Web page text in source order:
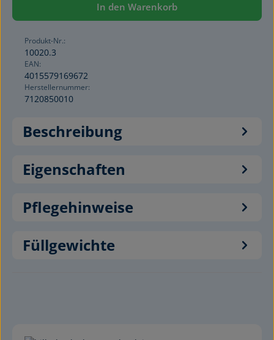
In den Warenkorb
Produkt-Nr.:
10020.3
EAN:
4015579169672
Herstellernummer:
7120850010
Beschreibung
Eigenschaften
Pflegehinweise
Füllgewichte